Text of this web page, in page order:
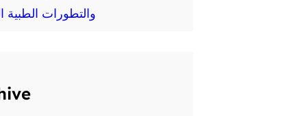
والتطورات الطبية